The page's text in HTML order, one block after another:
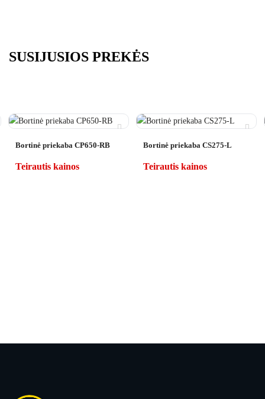
SUSIJUSIOS PREKĖS
Bortinė priekaba CP650-RB
Teirautis kainos
Bortinė priekaba CS275-L
Teirautis kainos